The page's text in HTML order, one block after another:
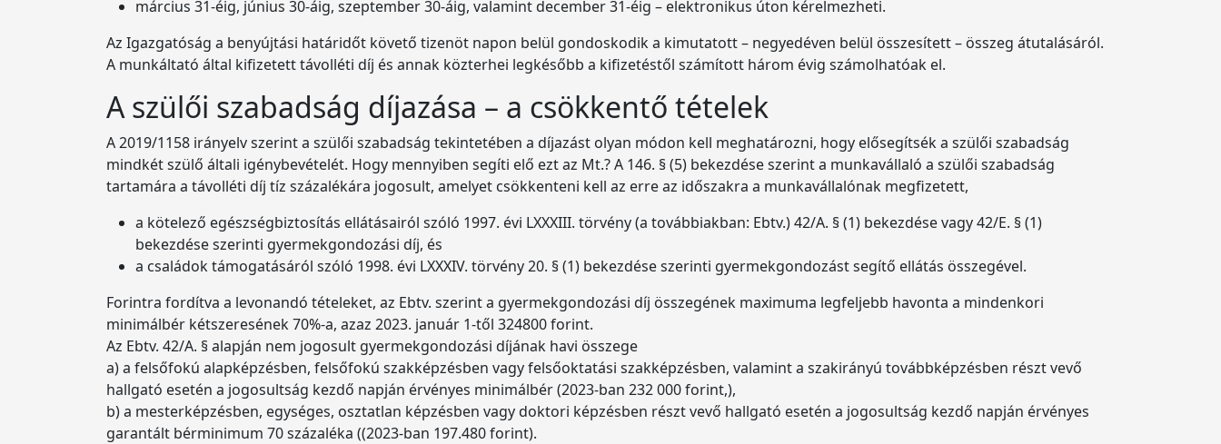
március 31-éig, június 30-áig, szeptember 30-áig, valamint december 31-éig – elektronikus úton kérelmezheti.
Az Igazgatóság a benyújtási határidőt követő tizenöt napon belül gondoskodik a kimutatott – negyedéven belül összesített – összeg átutalásáról.
A munkáltató által kifizetett távolléti díj és annak közterhei legkésőbb a kifizetéstől számított három évig számolhatóak el.
A szülői szabadság díjazása – a csökkentő tételek
A 2019/1158 irányelv szerint a szülői szabadság tekintetében a díjazást olyan módon kell meghatározni, hogy elősegítsék a szülői szabadság
mindkét szülő általi igénybevételét. Hogy mennyiben segíti elő ezt az Mt.? A 146. § (5) bekezdése szerint a munkavállaló a szülői szabadság
tartamára a távolléti díj tíz százalékára jogosult, amelyet csökkenteni kell az erre az időszakra a munkavállalónak megfizetett,
a kötelező egészségbiztosítás ellátásairól szóló 1997. évi LXXXIII. törvény (a továbbiakban: Ebtv.) 42/A. § (1) bekezdése vagy 42/E. § (1)
bekezdése szerinti gyermekgondozási díj, és
a családok támogatásáról szóló 1998. évi LXXXIV. törvény 20. § (1) bekezdése szerinti gyermekgondozást segítő ellátás összegével.
Forintra fordítva a levonandó tételeket, az Ebtv. szerint a gyermekgondozási díj összegének maximuma legfeljebb havonta a mindenkori
minimálbér kétszeresének 70%-a, azaz 2023. január 1-től 324800 forint.
Az Ebtv. 42/A. § alapján nem jogosult gyermekgondozási díjának havi összege
a) a felsőfokú alapképzésben, felsőfokú szakképzésben vagy felsőoktatási szakképzésben, valamint a szakirányú továbbképzésben részt vevő
hallgató esetén a jogosultság kezdő napján érvényes minimálbér (2023-ban 232 000 forint,),
b) a mesterképzésben, egységes, osztatlan képzésben vagy doktori képzésben részt vevő hallgató esetén a jogosultság kezdő napján érvényes
garantált bérminimum 70 százaléka ((2023-ban 197.480 forint).